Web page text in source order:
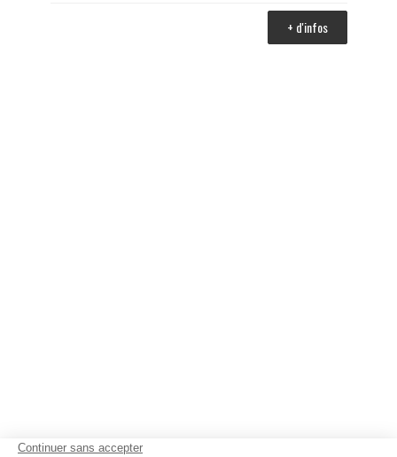
+ d'infos